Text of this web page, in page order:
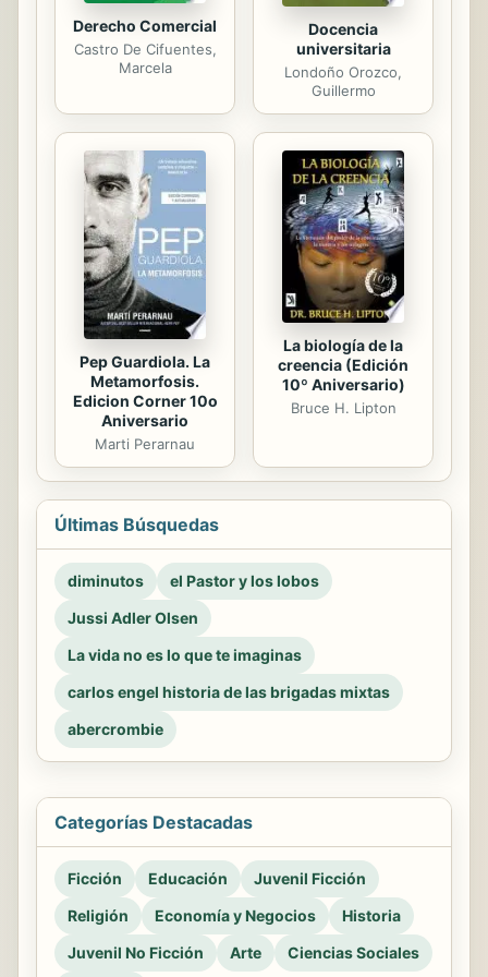
Derecho Comercial
Castro De Cifuentes,
Marcela
Docencia
universitaria
Londoño Orozco,
Guillermo
Pep Guardiola. La
Metamorfosis.
Edicion Corner 10o
Aniversario
Marti Perarnau
La biología de la
creencia (Edición
10º Aniversario)
Bruce H. Lipton
Últimas Búsquedas
diminutos
el Pastor y los lobos
Jussi Adler Olsen
La vida no es lo que te imaginas
carlos engel historia de las brigadas mixtas
abercrombie
Categorías Destacadas
Ficción Educación
Juvenil Ficción
Religión
Economía y Negocios
Historia
Juvenil No Ficción
Arte Ciencias Sociales